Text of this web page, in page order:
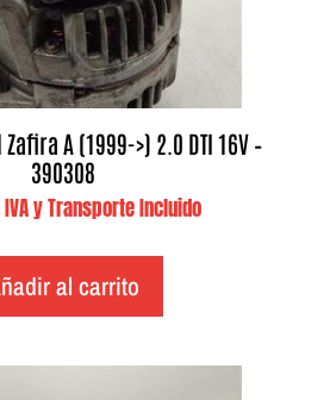
A (1999->) 2.0 DTI 16V –
390308
IVA y Transporte Incluido
al carrito